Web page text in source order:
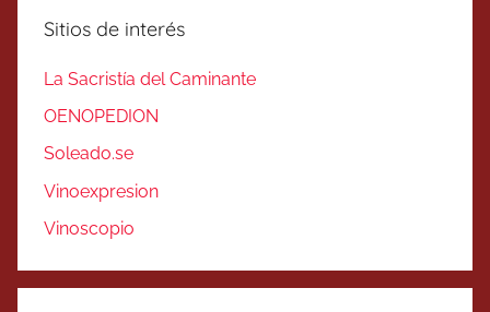
Sitios de interés
La Sacristía del Caminante
OENOPEDION
Soleado.se
Vinoexpresion
Vinoscopio